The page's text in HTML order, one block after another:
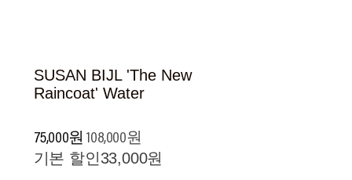
SUSAN BIJL 'The New
Raincoat' Water
75,000원108,000원
기본 할인33,000원